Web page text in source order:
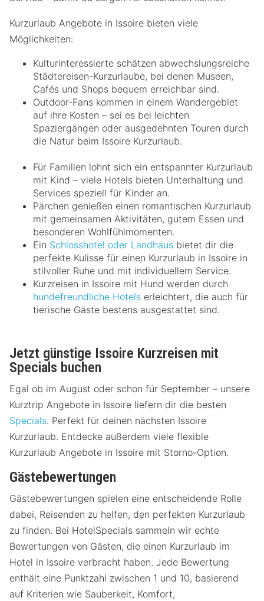
Kurzurlaub Angebote in Issoire bieten viele
Möglichkeiten:
Kulturinteressierte schätzen abwechslungsreiche
Städtereisen-Kurzurlaube, bei denen Museen,
Cafés und Shops bequem erreichbar sind.
Outdoor-Fans kommen in einem Wandergebiet
auf ihre Kosten – sei es bei leichten
Spaziergängen oder ausgedehnten Touren durch
die Natur beim Issoire Kurzurlaub.
Für Familien lohnt sich ein entspannter Kurzurlaub
mit Kind – viele Hotels bieten Unterhaltung und
Services speziell für Kinder an.
Pärchen genießen einen romantischen Kurzurlaub
mit gemeinsamen Aktivitäten, gutem Essen und
besonderen Wohlfühlmomenten.
Ein Schlosshotel oder Landhaus bietet dir die
perfekte Kulisse für einen Kurzurlaub in Issoire in
stilvoller Ruhe und mit individuellem Service.
Kurzreisen in Issoire mit Hund werden durch
hundefreundliche Hotels erleichtert, die auch für
tierische Gäste bestens ausgestattet sind.
Jetzt günstige Issoire Kurzreisen mit
Specials buchen
Egal ob im August oder schon für September – unsere
Kurztrip Angebote in Issoire liefern dir die besten
Specials. Perfekt für deinen nächsten Issoire
Kurzurlaub. Entdecke außerdem viele flexible
Kurzurlaub Angebote in Issoire mit Storno-Option.
Gästebewertungen
Gästebewertungen spielen eine entscheidende Rolle
dabei, Reisenden zu helfen, den perfekten Kurzurlaub
zu finden. Bei HotelSpecials sammeln wir echte
Bewertungen von Gästen, die einen Kurzurlaub im
Hotel in Issoire verbracht haben. Jede Bewertung
enthält eine Punktzahl zwischen 1 und 10, basierend
auf Kriterien wie Sauberkeit, Komfort,